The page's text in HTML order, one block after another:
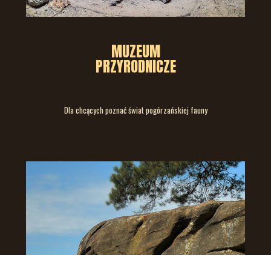
MUZEUM
PRZYRODNICZE
Dla chcących poznać świat pogórzańskiej fauny